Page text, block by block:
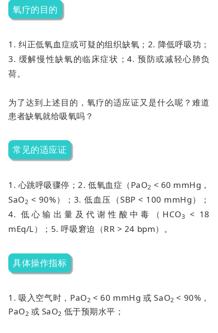
氧疗的目的
1. 纠正低氧血症或可疑的组织缺氧； 2. 降低呼吸功；
3. 缓解慢性缺氧的临床症状；4. 预防或减轻心肺负
荷。
为了达到上述目的，氧疗的适应证又是什么呢？难道
患者缺氧就给吸氧吗？
常见的适应证
1. 心跳呼吸骤停；2. 低氧血症（PaO2 < 60 mmHg，
SaO2 < 90%）； 3. 低血压（SBP < 100 mmHg）；
4. 低心输出量及代谢性酸中毒（HCO3
< 18
mEq/L）； 5. 呼吸窘迫（RR > 24 bpm）。
具体操作指标
1. 吸入空气时，PaO2 < 60 mmHg 或 SaO2 < 90%，
PaO2 或 SaO2 低于预期水平；